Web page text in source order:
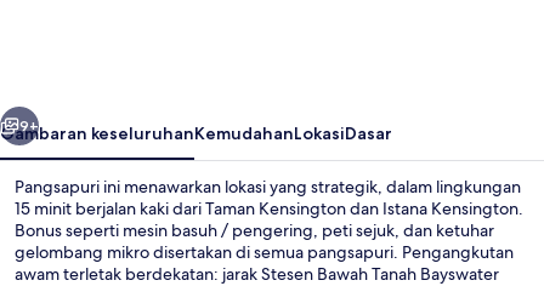
Bayswater
Seterusnya
9+
Gambaran keseluruhanKemudahanLokasiDasar
Pangsapuri ini menawarkan lokasi yang strategik, dalam lingkungan
15 minit berjalan kaki dari Taman Kensington dan Istana Kensington.
Bonus seperti mesin basuh / pengering, peti sejuk, dan ketuhar
gelombang mikro disertakan di semua pangsapuri. Pengangkutan
awam terletak berdekatan: jarak Stesen Bawah Tanah Bayswater